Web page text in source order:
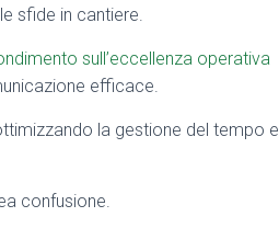
sfide in cantiere.
sull’eccellenza operativa
efficace.
la gestione del tempo e
confusione.